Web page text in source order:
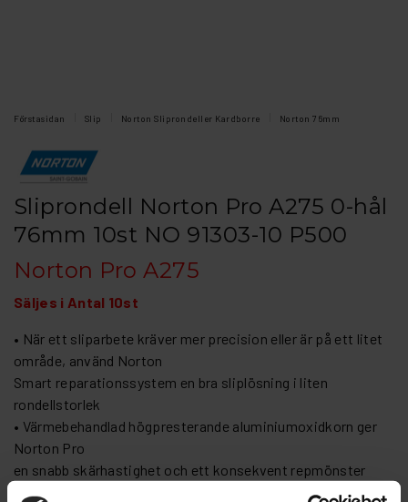
Förstasidan Slip Norton Sliprondeller Kardborre Norton 76mm
Sliprondell Norton Pro A275 0-hål
76mm 10st NO 91303-10 P500
Norton Pro A275
Säljes i Antal 10st
• När ett sliparbete kräver mer precision eller är på ett litet
område, använd Norton
Smart reparationssystem en bra sliplösning i liten
rondellstorlek
• Värmebehandlad högpresterande aluminiumoxidkorn ger
Norton Pro
en snabb skärhastighet och ett konsekvent repmönster
• Flexibel och rivtålig tack vare deras fiberförstärkta